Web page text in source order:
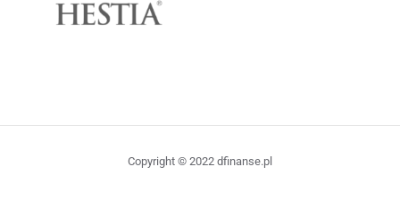
Copyright © 2022 dfinanse.pl